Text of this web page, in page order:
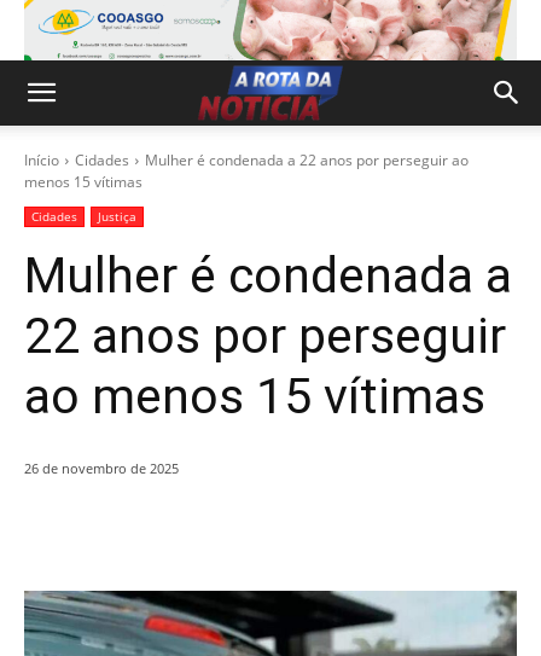
Início Cidades
Mulher é condenada a 22 anos por perseguir ao
menos 15 vítimas
Cidades Justiça
Mulher é condenada a
22 anos por perseguir
ao menos 15 vítimas
26 de novembro de 2025